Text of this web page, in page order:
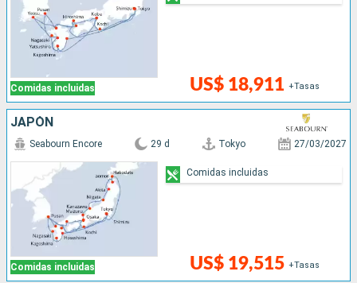
Comidas incluidas US$ 18,911 +Tasas
JAPÓN
Comidas incluidas
Seabourn Encore 29 d Tokyo 27/03/2027
US$ 19,515 +Tasas
Comidas incluidas